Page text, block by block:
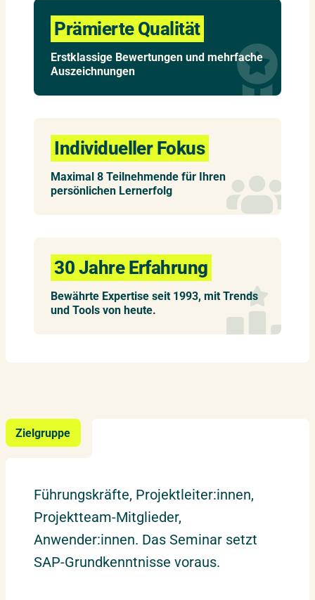
Prämierte Qualität
Erstklassige Bewertungen und mehrfache
Auszeichnungen
Individueller Fokus
Maximal 8 Teilnehmende für Ihren
persönlichen Lernerfolg
30 Jahre Erfahrung
Bewährte Expertise seit 1993, mit Trends
und Tools von heute.
Zielgruppe
Führungskräfte, Projektleiter:innen,
Projektteam-Mitglieder,
Anwender:innen. Das Seminar setzt
SAP-Grundkenntnisse voraus.